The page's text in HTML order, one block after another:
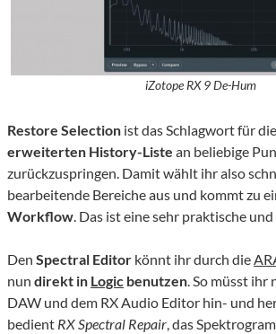
iZotope RX 9 De-Hum
Restore Selection ist das Schlagwort für
erweiterten History-Liste an beliebige
zurückzuspringen. Damit wählt ihr also
bearbeitende Bereiche aus und kommt zu
Workflow. Das ist eine sehr praktische
Den Spectral Editor könnt ihr durch die
nun direkt in Logic benutzen. So müsst ihr
DAW und dem RX Audio Editor hin- und
bedient RX Spectral Repair, das